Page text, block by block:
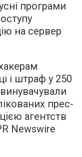
програми
на сервер
і штраф у 250
прес-
агентств
Newswire